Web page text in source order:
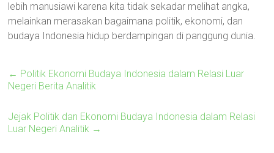
lebih manusiawi karena kita tidak sekadar melihat angka,
melainkan merasakan bagaimana politik, ekonomi, dan
budaya Indonesia hidup berdampingan di panggung dunia.
← Politik Ekonomi Budaya Indonesia dalam Relasi Luar
Negeri Berita Analitik
Jejak Politik dan Ekonomi Budaya Indonesia dalam Relasi
Luar Negeri Analitik →